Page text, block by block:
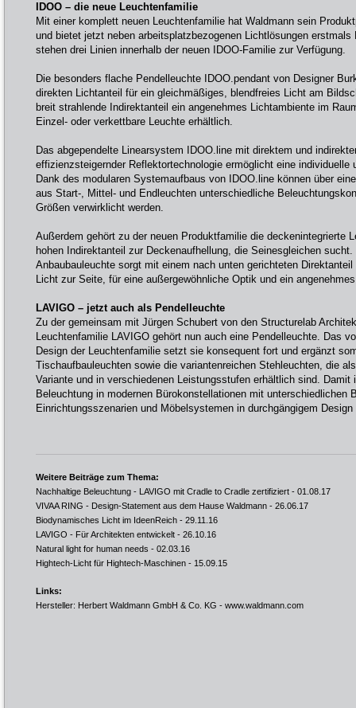
IDOO – die neue Leuchtenfamilie
Mit einer komplett neuen Leuchtenfamilie hat Waldmann sein
und bietet jetzt neben arbeitsplatzbezogenen Lichtlösungen erstmals
stehen drei Linien innerhalb der neuen IDOO-Familie zur Verfügung.
Die besonders flache Pendelleuchte IDOO.pendant von Designer
direkten Lichtanteil für ein gleichmäßiges, blendfreies Licht am
breit strahlende Indirektanteil ein angenehmes Lichtambiente im
Einzel- oder verkettbare Leuchte erhältlich.
Das abgependelte Linearsystem IDOO.line mit direktem und
effizienzsteigernder Reflektortechnologie ermöglicht eine individuelle
Dank des modularen Systemaufbaus von IDOO.line können über
aus Start-, Mittel- und Endleuchten unterschiedliche
Größen verwirklicht werden.
Außerdem gehört zu der neuen Produktfamilie die deckenintegrierte
hohen Indirektanteil zur Deckenaufhellung, die Seinesgleichen
Anbaubauleuchte sorgt mit einem nach unten gerichteten
Licht zur Seite, für eine außergewöhnliche Optik und ein
LAVIGO – jetzt auch als Pendelleuchte
Zu der gemeinsam mit Jürgen Schubert von den Structurelab
Leuchtenfamilie LAVIGO gehört nun auch eine Pendelleuchte. Das
Design der Leuchtenfamilie setzt sie konsequent fort und ergänzt
Tischaufbauleuchten sowie die variantenreichen Stehleuchten, die
Variante und in verschiedenen Leistungsstufen erhältlich sind. Damit
Beleuchtung in modernen Bürokonstellationen mit unterschiedlichen
Einrichtungsszenarien und Möbelsystemen in durchgängigem
Weitere Beiträge zum Thema:
Nachhaltige Beleuchtung - LAVIGO mit Cradle to Cradle zertifiziert - 01.08.17
VIVAA RING - Design-Statement aus dem Hause Waldmann - 26.06.17
Biodynamisches Licht im IdeenReich - 29.11.16
LAVIGO - Für Architekten entwickelt - 26.10.16
Natural light for human needs - 02.03.16
Hightech-Licht für Hightech-Maschinen - 15.09.15
Links:
Hersteller: Herbert Waldmann GmbH & Co. KG - www.waldmann.com